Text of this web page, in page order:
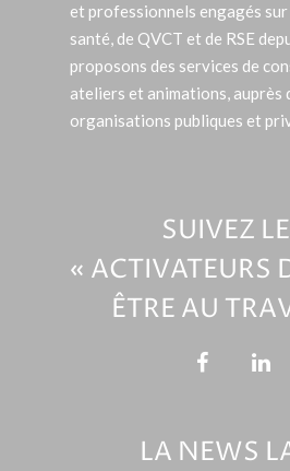
et professionnels engagés sur
santé, de QVCT et de RSE
proposons des services de
ateliers et animations, auprès
organisations publiques et
SUIVEZ
« ACTIVATEURS
ÊTRE AU
LA NEWS